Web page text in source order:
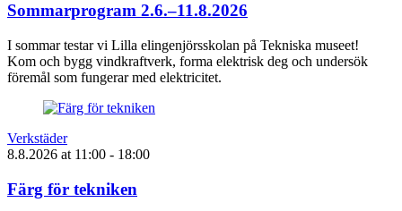
Sommarprogram 2.6.–11.8.2026
I sommar testar vi Lilla elingenjörsskolan på Tekniska museet!
Kom och bygg vindkraftverk, forma elektrisk deg och undersök
föremål som fungerar med elektricitet.
Verkstäder
8.8.2026 at 11:00 - 18:00
Färg för tekniken